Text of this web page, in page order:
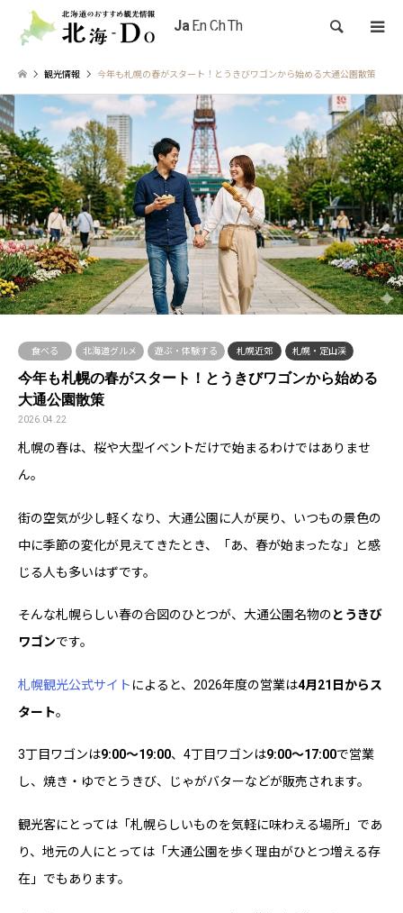
検索
観光情報 今年も札幌の春がスタート！とうきびワゴンから始める大通公園散策
食べる 北海道グルメ 遊ぶ・体験する 札幌近郊 札幌・定山渓
今年も札幌の春がスタート！とうきびワゴンから始める
大通公園散策
2026.04.22
札幌の春は、桜や大型イベントだけで始まるわけではありませ
ん。
街の空気が少し軽くなり、大通公園に人が戻り、いつもの景色の
中に季節の変化が見えてきたとき、「あ、春が始まったな」と感
じる人も多いはずです。
そんな札幌らしい春の合図のひとつが、大通公園名物のとうきび
ワゴンです。
札幌観光公式サイト によると、2026年度の営業は4月21日からス
タート。
3丁目ワゴンは9:00〜19:00、4丁目ワゴンは9:00〜17:00で営業
し、焼き・ゆでとうきび、じゃがバターなどが販売されます。
観光客にとっては「札幌らしいものを気軽に味わえる場所」であ
り、地元の人にとっては「大通公園を歩く理由がひとつ増える存
在」でもあります。